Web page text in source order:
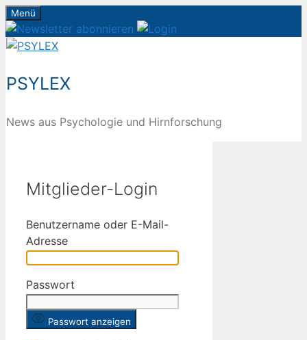
Zum
Inhalt
springen
Menü
PSYLEX
News aus Psychologie und Hirnforschung
Mitglieder-Login
Benutzername oder E-Mail-
Adresse
Passwort
Passwort anzeigen